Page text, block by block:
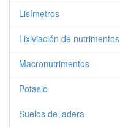
Lisímetros
Lixiviación de nutrimentos
Macronutrimentos
Potasio
Suelos de ladera